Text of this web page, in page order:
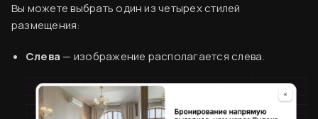
Вы можете выбрать один из четырех стилей
размещения:
Слева — изображение располагается слева.